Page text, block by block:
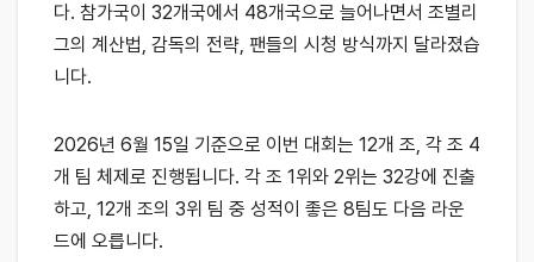
다. 참가국이 32개국에서 48개국으로 늘어나면서 조별리
그의 계산법, 감독의 전략, 팬들의 시청 방식까지 달라졌습
니다.
2026년 6월 15일 기준으로 이번 대회는 12개 조, 각 조 4
개 팀 체제로 진행됩니다. 각 조 1위와 2위는 32강에 진출
하고, 12개 조의 3위 팀 중 성적이 좋은 8팀도 다음 라운
드에 오릅니다.